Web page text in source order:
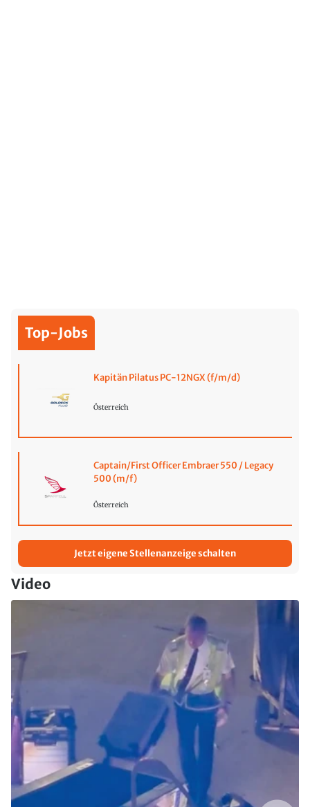
Top-Jobs
Kapitän Pilatus PC-12NGX (f/m/d)
Österreich
Captain/First Officer Embraer 550 / Legacy
500 (m/f)
Österreich
Jetzt eigene Stellenanzeige schalten
Video